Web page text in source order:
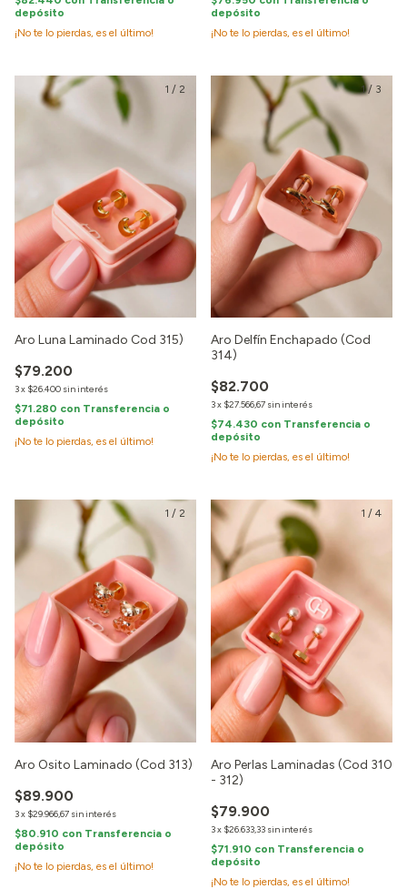
depósito
¡No te lo pierdas, es el último!
depósito
¡No te lo pierdas, es el último!
1 / 2
Aro Luna Laminado Cod 315)
$79.200
3x $26.400 sin interés
$71.280 con Transferencia o
depósito
¡No te lo pierdas, es el último!
1/ 3
Aro Delfín Enchapado (Cod
314)
$82.700
3x $27.566,67 sin interés
$74.430 con Transferencia o
depósito
¡No te lo pierdas, es el último!
1 / 2
Aro Osito Laminado (Cod 313)
$89.900
3x $29.966,67 sin interés
$80.910 con Transferencia o
depósito
¡No te lo pierdas, es el último!
1 / 4
Aro Perlas Laminadas (Cod 310
- 312)
$79.900
3x $26.633,33 sin interés
$71.910 con Transferencia o
depósito
¡No te lo pierdas, es el último!